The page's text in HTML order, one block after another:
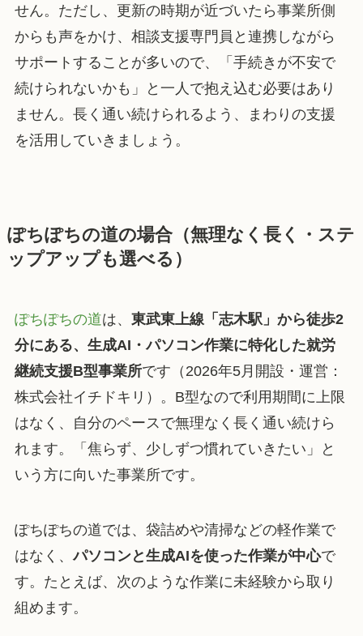
せん。ただし、更新の時期が近づいたら事業所側
からも声をかけ、相談支援専門員と連携しながら
サポートすることが多いので、「手続きが不安で
続けられないかも」と一人で抱え込む必要はあり
ません。長く通い続けられるよう、まわりの支援
を活用していきましょう。
ぽちぽちの道の場合（無理なく長く・ステ
ップアップも選べる）
ぽちぽちの道は、 東武東上線「志木駅」から徒歩2
分にある、生成AI・パソコン作業に特化した就労
継続支援B型事業所です（2026年5月開設・運営：
株式会社イチドキリ）。B型なので利用期間に上限
はなく、自分のペースで無理なく長く通い続けら
れます。「焦らず、少しずつ慣れていきたい」と
いう方に向いた事業所です。
ぽちぽちの道では、袋詰めや清掃などの軽作業で
はなく、パソコンと生成AIを使った作業が中心で
す。たとえば、次のような作業に未経験から取り
組めます。